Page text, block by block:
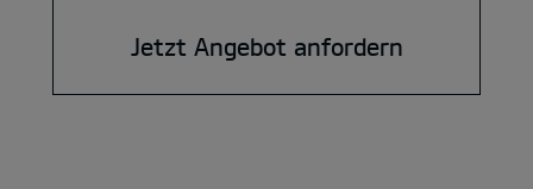
Jetzt Angebot anfordern